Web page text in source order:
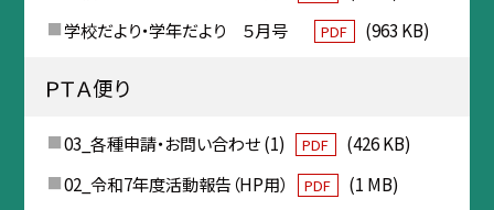
学校だより・学年だより ５月号
PDF (963 KB)
ＰＴＡ便り
03_各種申請・お問い合わせ (1) PDF
(426 KB)
02_令和7年度活動報告（HP用）
PDF
(1 MB)